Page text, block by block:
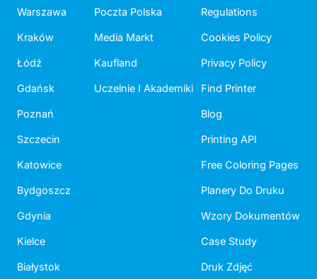
Warszawa
Kraków
Łódź
Gdańsk
Poznań
Szczecin
Katowice
Bydgoszcz
Gdynia
Kielce
Białystok
Poczta Polska
Media Markt
Kaufland
Uczelnie I Akademiki
Regulations
Cookies Policy
Privacy Policy
Find Printer
Blog
Printing API
Free Coloring Pages
Planery Do Druku
Wzory Dokumentów
Case Study
Druk Zdjęć